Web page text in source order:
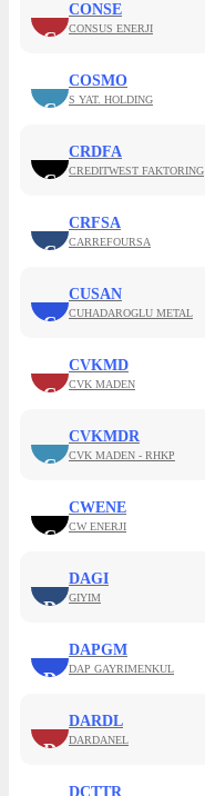
C
CONSE
CONSUS ENERJI
C
COSMO
S YAT. HOLDING
C
CRDFA
CREDITWEST FAKTORING
C
CRFSA
CARREFOURSA
C
CUSAN
CUHADAROGLU METAL
C
CVKMD
CVK MADEN
C
CVKMDR
CVK MADEN - RHKP
C
CWENE
CW ENERJI
D
DAGI
GIYIM
D
DAPGM
DAP GAYRIMENKUL
D
DARDL
DARDANEL
DCTTR